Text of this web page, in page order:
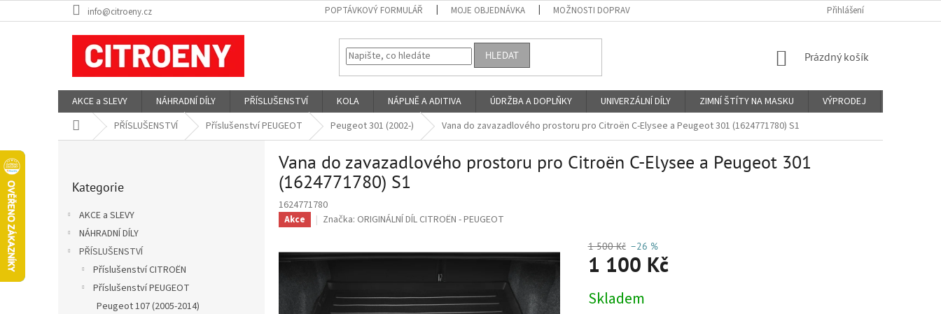
na
info@citroeny.cz POPTÁVKOVÝ FORMULÁŘ MOJE OBJEDNÁVKA MOŽNOSTI DOPRAVY A PLATBY PROČ VIN KÓD? O NÁS
Přihlášení
HLEDAT
NÁKUPNÍ
Prázdný košík
AKCE a SLEVY NÁHRADNÍ DÍLY PŘÍSLUŠENSTVÍ KOLA NÁPLNĚ A ADITIVA ÚDRŽBA A DOPLŇKY UNIVERZÁLNÍ DÍLY ZIMNÍ ŠTÍTY NA MASKU VÝPRODEJ
Domů PŘÍSLUŠENSTVÍ Příslušenství PEUGEOT Peugeot 301 (2002-) Vana do zavazadlového prostoru pro Citroën C-Elysee a Peugeot 301 (1624771780) S1
kategorie
Kategorie
AKCE a SLEVY
NÁHRADNÍ DÍLY
PŘÍSLUŠENSTVÍ
Příslušenství CITROËN
Příslušenství PEUGEOT
Peugeot 107 (2005-2014)
Vana do zavazadlového prostoru pro Citroën C-Elysee a Peugeot 301
(1624771780) S1
1624771780
Akce Značka: ORIGINÁLNÍ DÍL CITROËN - PEUGEOT
1 500 Kč –26 %
1 100 Kč
cena:
Skladem